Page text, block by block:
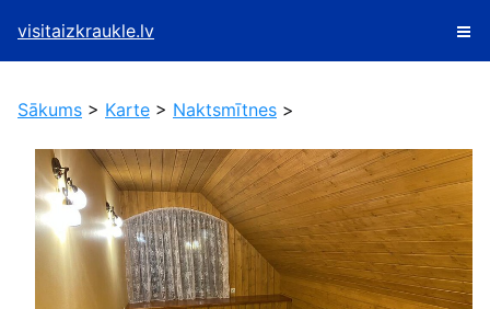
visitaizkraukle.lv
Sākums > Karte > Naktsmītnes >